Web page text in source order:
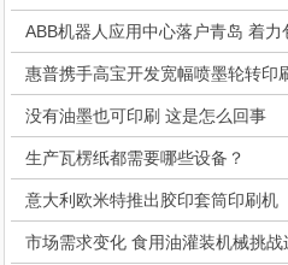
ABB机器人应用中心落户青岛 着力
惠普携手高宝开发宽幅喷墨轮转印
没有油墨也可印刷 这是怎么回事
生产瓦楞纸都需要哪些设备？
意大利欧米特推出胶印套筒印刷机
市场需求变化 食用油灌装机械挑战